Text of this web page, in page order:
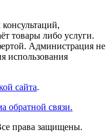
товары либо услуги.
Администрация не
использования
сайта.
обратной связи.
права защищены.